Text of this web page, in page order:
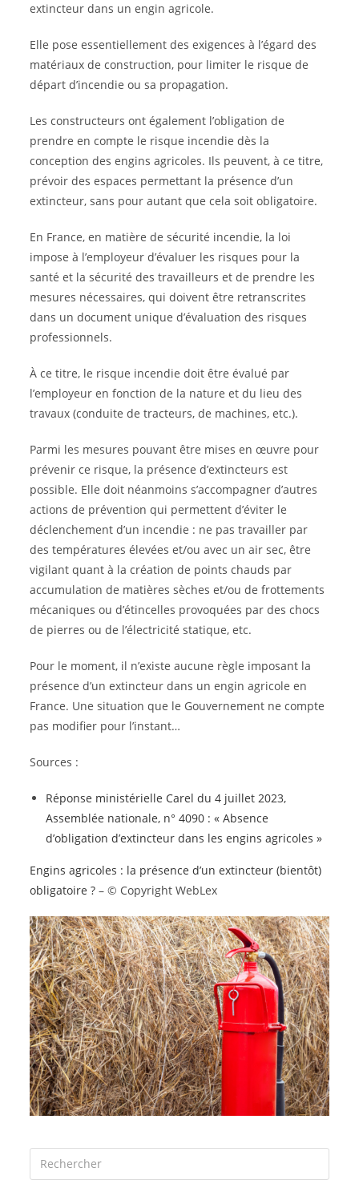
extincteur dans un engin agricole.
Elle pose essentiellement des exigences à l’égard des
matériaux de construction, pour limiter le risque de
départ d’incendie ou sa propagation.
Les constructeurs ont également l’obligation de
prendre en compte le risque incendie dès la
conception des engins agricoles. Ils peuvent, à ce titre,
prévoir des espaces permettant la présence d’un
extincteur, sans pour autant que cela soit obligatoire.
En France, en matière de sécurité incendie, la loi
impose à l’employeur d’évaluer les risques pour la
santé et la sécurité des travailleurs et de prendre les
mesures nécessaires, qui doivent être retranscrites
dans un document unique d’évaluation des risques
professionnels.
À ce titre, le risque incendie doit être évalué par
l’employeur en fonction de la nature et du lieu des
travaux (conduite de tracteurs, de machines, etc.).
Parmi les mesures pouvant être mises en œuvre pour
prévenir ce risque, la présence d’extincteurs est
possible. Elle doit néanmoins s’accompagner d’autres
actions de prévention qui permettent d’éviter le
déclenchement d’un incendie : ne pas travailler par
des températures élevées et/ou avec un air sec, être
vigilant quant à la création de points chauds par
accumulation de matières sèches et/ou de frottements
mécaniques ou d’étincelles provoquées par des chocs
de pierres ou de l’électricité statique, etc.
Pour le moment, il n’existe aucune règle imposant la
présence d’un extincteur dans un engin agricole en
France. Une situation que le Gouvernement ne compte
pas modifier pour l’instant…
Sources :
Réponse ministérielle Carel du 4 juillet 2023,
Assemblée nationale, n° 4090 : « Absence
d’obligation d’extincteur dans les engins agricoles »
Engins agricoles : la présence d’un extincteur (bientôt)
obligatoire ? – © Copyright WebLex